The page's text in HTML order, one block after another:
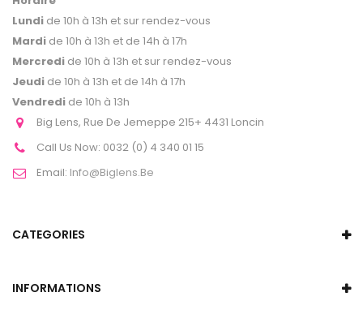
Lundi de 10h à 13h et sur rendez-vous
Mardi de 10h à 13h et de 14h à 17h
Mercredi de 10h à 13h et sur rendez-vous
Jeudi de 10h à 13h et de 14h à 17h
Vendredi de 10h à 13h
Big Lens, Rue De Jemeppe 215+ 4431 Loncin
Call Us Now: 0032 (0) 4 340 01 15
Email: Info@biglens.be
CATEGORIES
INFORMATIONS